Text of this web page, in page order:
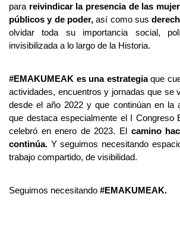
para reivindicar la presencia de las
públicos y de poder,así como sus
olvidar toda su importancia social,
invisibilizada a lo largo de la Historia.
#EMAKUMEAK es una estrategiaque
actividades, encuentros y jornadas que se
desde el año 2022 y que continúan en la
que destaca especialmente el I Congreso
celebró en enero de 2023. El camino
continúa. Y seguimos necesitando
trabajo compartido, de visibilidad.
Seguimos necesitando #EMAKUMEAK.